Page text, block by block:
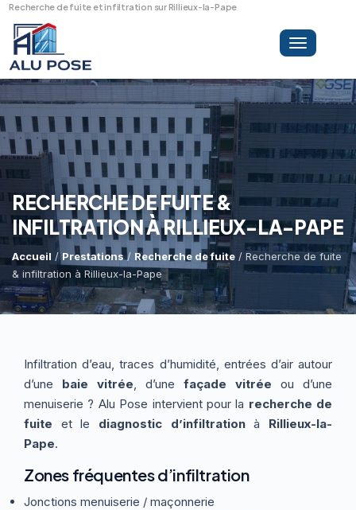
Recherche de fuite et infiltration sur Rillieux-la-Pape
LA SOCIÉTÉ
PRESTATIONS
Dépannage Vitrages
Vitrine Magasin
Expertise Bris De Glace
Thermographie
MINI-GRUE ARAIGNÉE
Capacité De Levage RÉFÉRENCES
ACTUALITÉS
Toggle
RECHERCHE DE FUITE &
INFILTRATION À RILLIEUX-LA-PAPE
Accueil /Prestations / Recherche de fuite / Recherche de fuite
& infiltration à Rillieux-la-Pape
Infiltration d’eau, traces d’humidité, entrées d’air autour
d’une baie vitrée , d’une façade vitrée ou d’une
menuiserie ? Alu Pose intervient pour la recherche de
fuite et le diagnostic d’infiltrationà Rillieux-la-
Pape.
Zones fréquentes d’infiltration
Jonctions menuiserie / maçonnerie